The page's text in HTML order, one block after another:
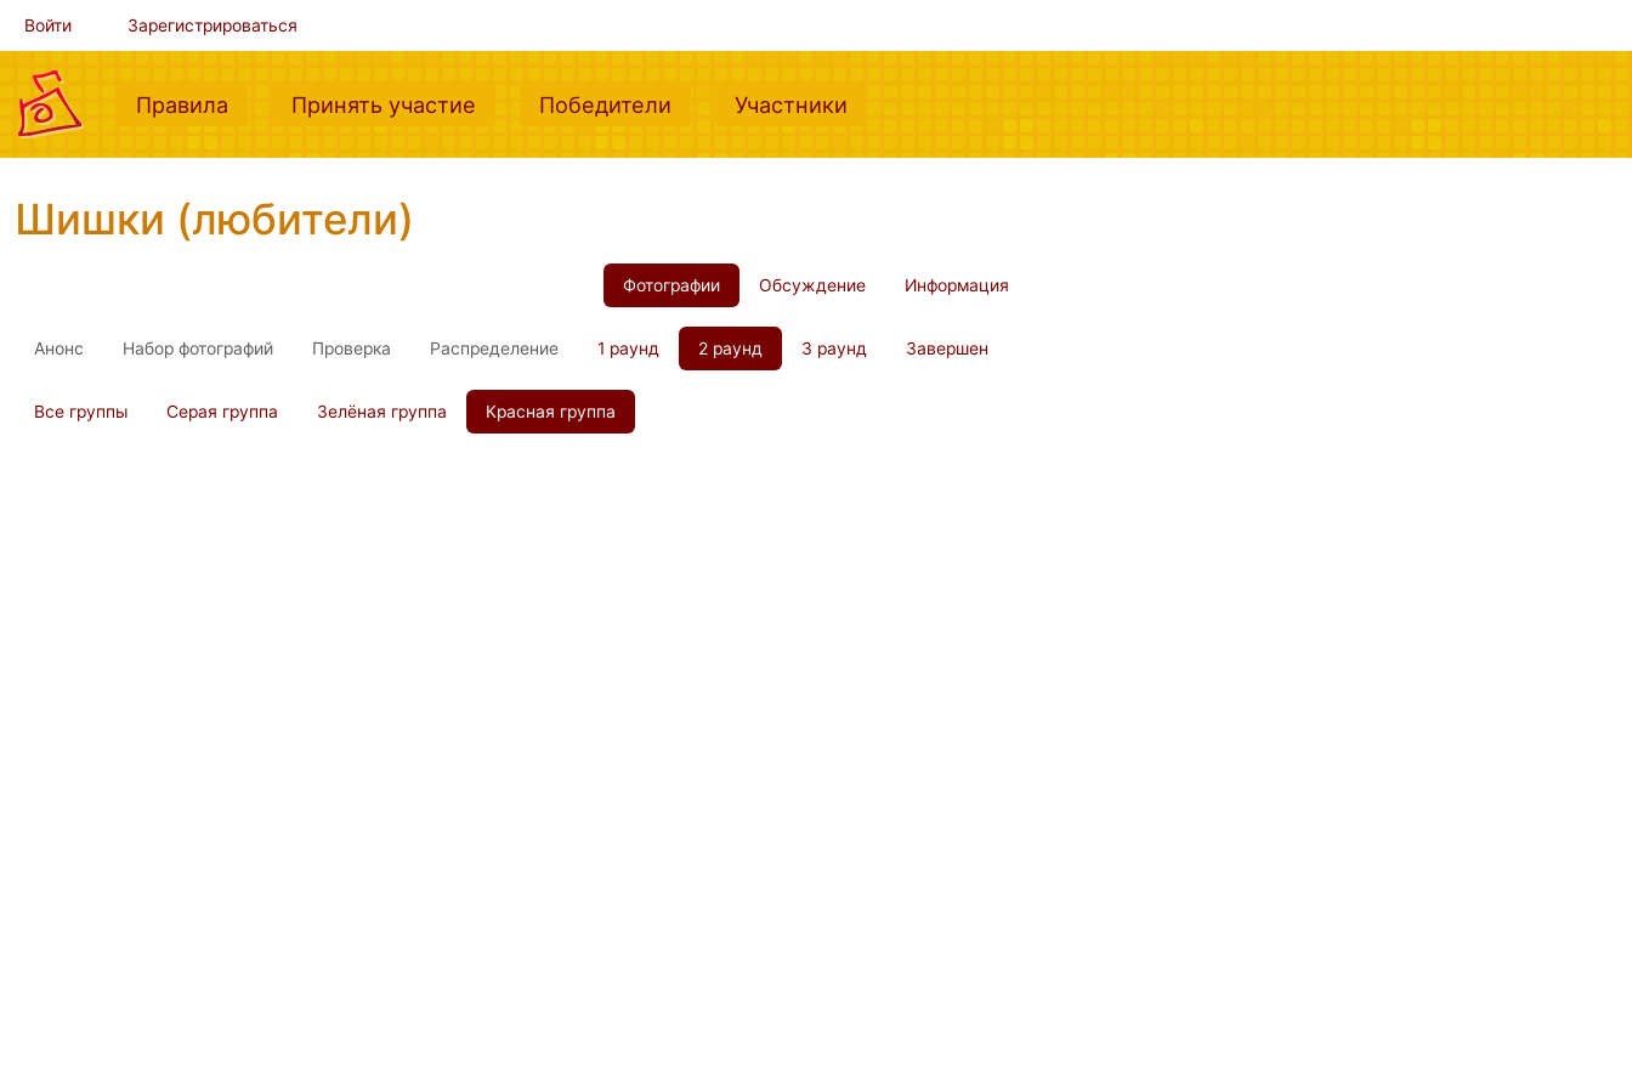
Войти Зарегистрироваться
Правила (current)Принять участие (current)Победители (current)Участники
Шишки (любители)
Фотографии Обсуждение Информация
Анонс Набор фотографий Проверка Распределение 1 раунд 2 раунд 3 раунд Завершен
Все группы Серая группа Зелёная группа Красная группа